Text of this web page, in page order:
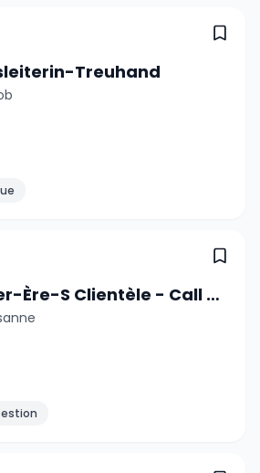
Treuhand
Conseiller-Ère-S Clientèle - Call Center